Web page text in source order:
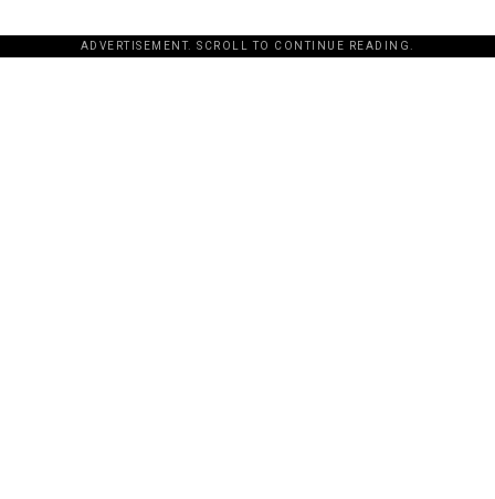
ADVERTISEMENT. SCROLL TO CONTINUE READING.